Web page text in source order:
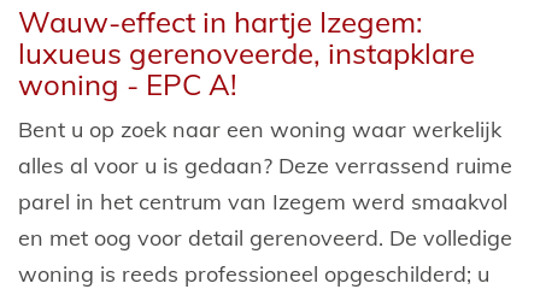
Omschrijving
Wauw-effect in hartje Izegem:
luxueus gerenoveerde, instapklare
woning - EPC A!
Bent u op zoek naar een woning waar werkelijk
alles al voor u is gedaan? Deze verrassend ruime
parel in het centrum van Izegem werd smaakvol
en met oog voor detail gerenoveerd. De volledige
woning is reeds professioneel opgeschilderd; u